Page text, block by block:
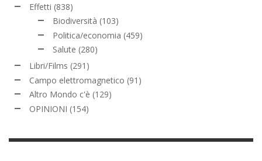
Effetti (838)
Biodiversità (103)
Politica/economia (459)
Salute (280)
Libri/Films (291)
Campo elettromagnetico (91)
Altro Mondo c'è (129)
OPINIONI (154)